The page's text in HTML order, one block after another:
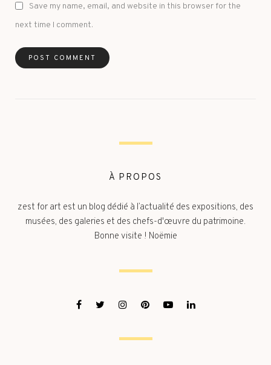
Save my name, email, and website in this browser for the
next time I comment.
À PROPOS
zest for art est un blog dédié à l’actualité des expositions, des
musées, des galeries et des chefs-d'œuvre du patrimoine.
Bonne visite ! Noëmie